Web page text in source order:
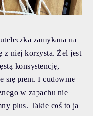
zamykana na
z niej korzysta. Żel jest
konsystencję,
się pieni. I cudownie
w zapachu nie
plus. Takie coś to ja